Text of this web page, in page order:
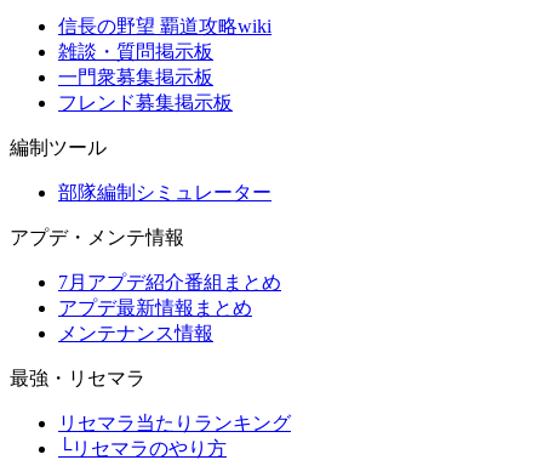
信長の野望 覇道攻略wiki
雑談・質問掲示板
一門衆募集掲示板
フレンド募集掲示板
編制ツール
部隊編制シミュレーター
アプデ・メンテ情報
7月アプデ紹介番組まとめ
アプデ最新情報まとめ
メンテナンス情報
最強・リセマラ
リセマラ当たりランキング
└リセマラのやり方